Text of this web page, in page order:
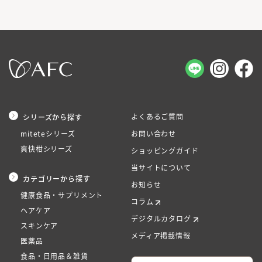
シリーズから探す
miteteシリーズ
爽快柑シリーズ
カテゴリーから探す
健康食品・サプリメント
ヘアケア
スキンケア
医薬品
食品・日用品＆雑貨
よくあるご質問
お問い合わせ
ショッピングガイド
当サイトについて
お知らせ
コラム
デジタルカタログ
メディア掲載情報